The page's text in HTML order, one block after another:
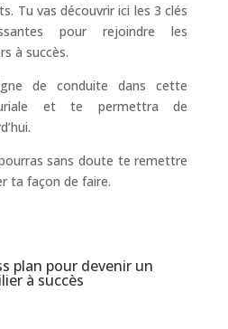
Tu vas découvrir ici les 3 clés
pour rejoindre les
à succès.
de conduite dans cette
et te permettra de
sans doute te remettre
ta façon de faire.
plan pour devenir un
à succès